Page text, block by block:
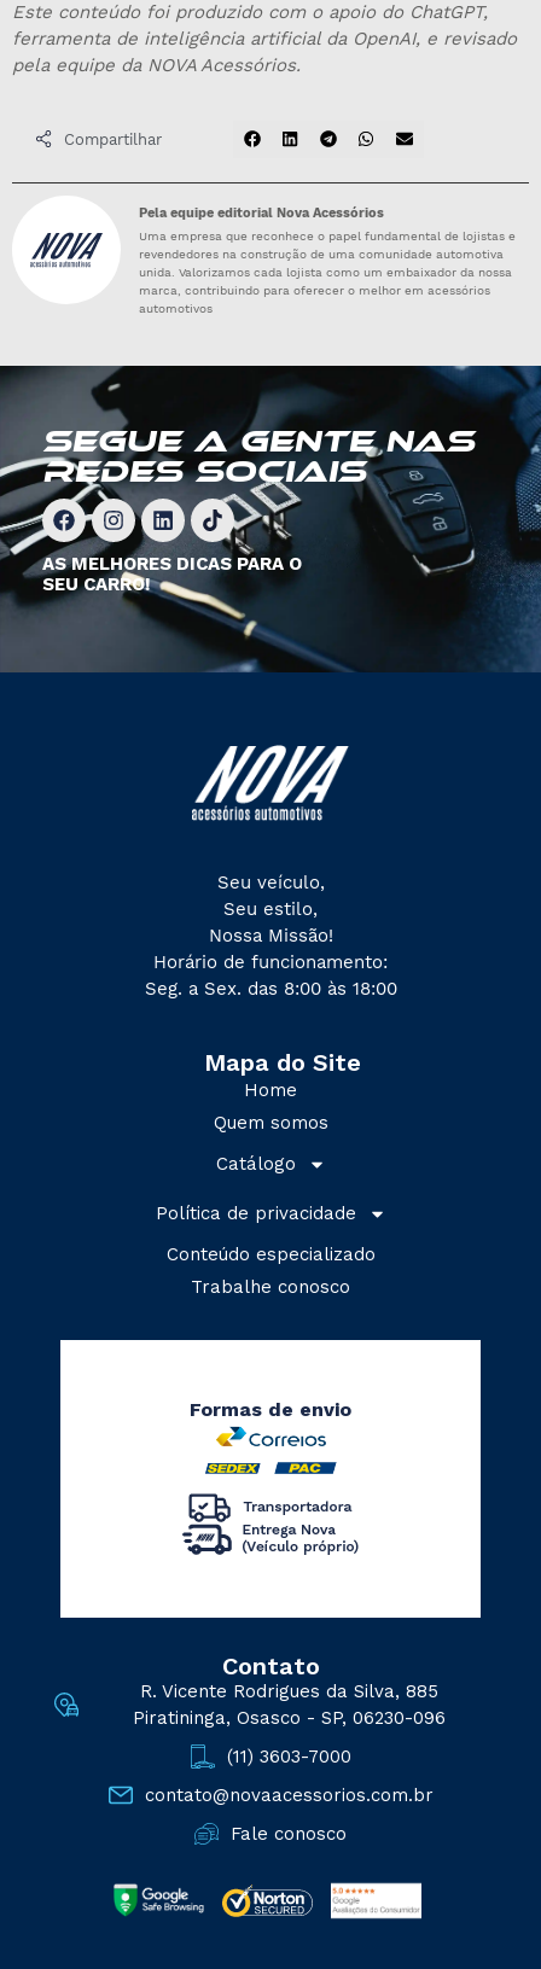
Este conteúdo foi produzido com o apoio do ChatGPT,
ferramenta de inteligência artificial da OpenAI, e revisado
pela equipe da NOVA Acessórios.
Compartilhar
Pela equipe editorial Nova Acessórios
Uma empresa que reconhece o papel fundamental de lojistas e
revendedores na construção de uma comunidade automotiva
unida. Valorizamos cada lojista como um embaixador da nossa
marca, contribuindo para oferecer o melhor em acessórios
automotivos
SEGUE A GENTE NAS
REDES SOCIAIS
AS MELHORES DICAS PARA O
SEU CARRO!
Seu veículo,
Seu estilo,
Nossa Missão!
Horário de funcionamento:
Seg. a Sex. das 8:00 às 18:00
Mapa do Site
Home
Quem somos
Catálogo
Política de privacidade
Conteúdo especializado
Trabalhe conosco
Formas de envio
Contato
R. Vicente Rodrigues da Silva, 885
Piratininga, Osasco - SP, 06230-096
(11) 3603-7000
contato@novaacessorios.com.br
Fale conosco